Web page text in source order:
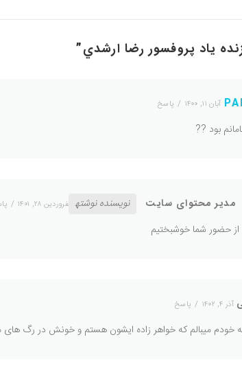
یاد پروفسور رضا ارشدي”
آبان ۱۱, ۱۴۰۰ پاسخ
بود ??
مدیر محتوای سایت نویسنده نوشته فروردین ۲۸, ۱۴۰۱
از حضور شما خوشبختیم
آذر ۴, ۱۴۰۲ پاسخ
خودم میبالم که خواهر زاده ایشون هستم و خونش در رگ های